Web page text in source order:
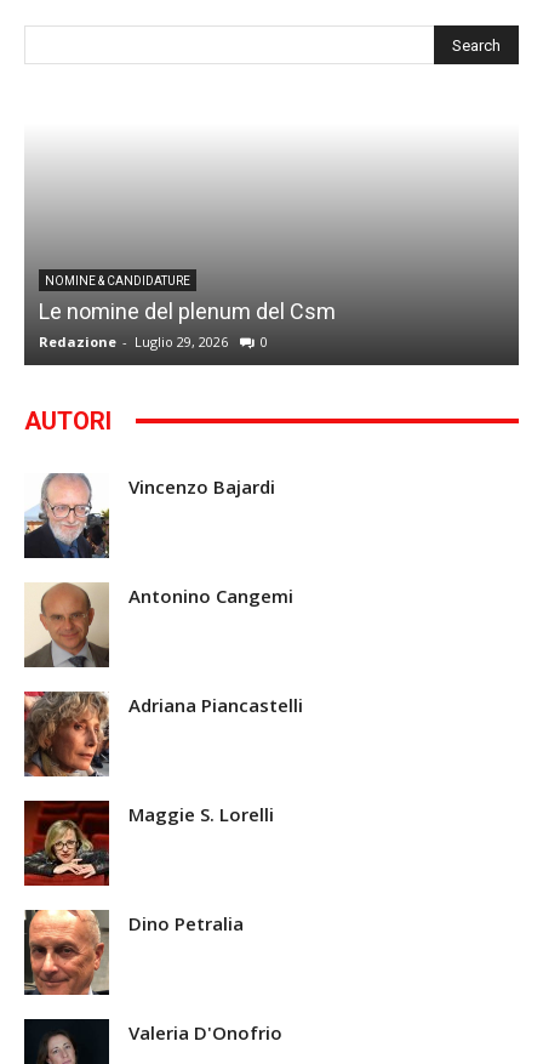
NOMINE & CANDIDATURE
Le nomine del plenum del Csm
Redazione - Luglio 29, 2026 0
AUTORI
Vincenzo Bajardi
Antonino Cangemi
Adriana Piancastelli
Maggie S. Lorelli
Dino Petralia
Valeria D'Onofrio